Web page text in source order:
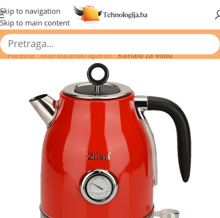
Skip to navigation
Skip to main content
🔥 Pogledajte aktuelne akcije 🔥
Početna/ Mali kućanski aparati/ Kuhalo za vodu